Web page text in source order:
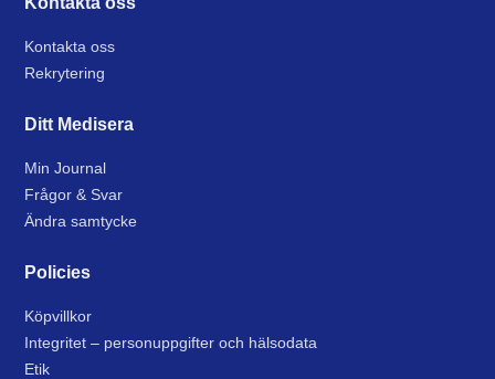
Kontakta oss
Rekrytering
Ditt Medisera
Min Journal
Frågor & Svar
Ändra samtycke
Policies
Köpvillkor
Integritet – personuppgifter och hälsodata
Etik